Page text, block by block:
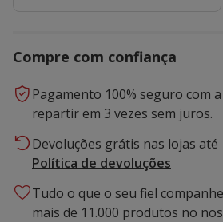
Compre com confiança
Pagamento 100% seguro com
repartir em 3 vezes sem juros.
Devoluções grátis nas lojas até
Política de devoluções
Tudo o que o seu fiel
mais de 11.000 produtos no